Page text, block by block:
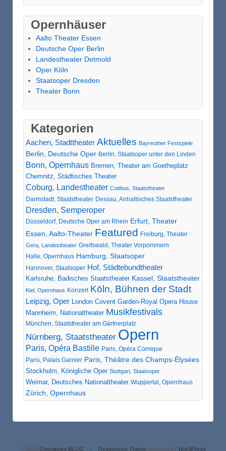
Opernhäuser
Aalto Theater Essen
Deutsche Oper Berlin
Landestheater Detmold
Oper Köln
Staatsoper Dresden
Theater Bonn
Kategorien
Aachen, Stadttheater Aktuelles Bayreuther Festspiele
Berlin, Deutsche Oper Berlin, Staatsoper unter den Linden
Bonn, Opernhaus Bremen, Theater am Goetheplatz
Chemnitz, Städtisches Theater
Coburg, Landestheater Cottbus, Staatstheater
Darmstadt, Staatstheater Dessau, Anhaltisches Staatstheater
Dresden, Semperoper
Düsseldorf, Deutsche Oper am Rhein Erfurt, Theater
Essen, Aalto-Theater Featured Freiburg, Theater
Gera, Landestheater Greifswald, Theater Vorpommern
Halle, Opernhaus Hamburg, Staatsoper
Hannover, Staatsoper Hof, Städtebundtheater
Karlsruhe, Badisches Staatstheater Kassel, Staatstheater
Kiel, Opernhaus Konzert Köln, Bühnen der Stadt
Leipzig, Oper London Covent Garden-Royal Opera House
Mannheim, Nationaltheater Musikfestivals
München, Staatstheater am Gärtnerplatz
Nürnberg, Staatstheater Opern
Paris, Opéra Bastille Paris, Opéra Comique
Paris, Palais Garnier Paris, Théâtre des Champs-Élysées
Stockholm, Königliche Oper Stuttgart, Staatsoper
Weimar, Deutsches Nationaltheater Wuppertal, Opernhaus
Zürich, Opernhaus
© 2026 Operapoint BLOG ↑ Responsive Themepowered by WordPress